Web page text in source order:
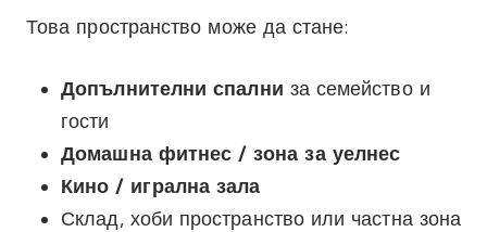
Това пространство може да стане:
Допълнителни спални за семейство и
гости
Домашна фитнес / зона за уелнес
Кино / игрална зала
Склад, хоби пространство или частна зона